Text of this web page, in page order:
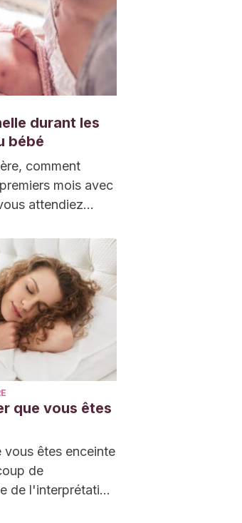
durant les
bébé
comment
mois avec
attendiez
que vous êtes
vous êtes enceinte
de
de l'interprétation